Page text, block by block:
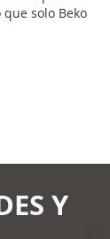
solo Beko
Y